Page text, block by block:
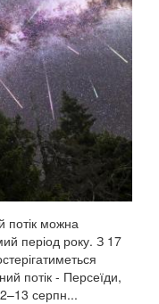
потік можна
період року. З 17
потік - Персеїди,
серпн...